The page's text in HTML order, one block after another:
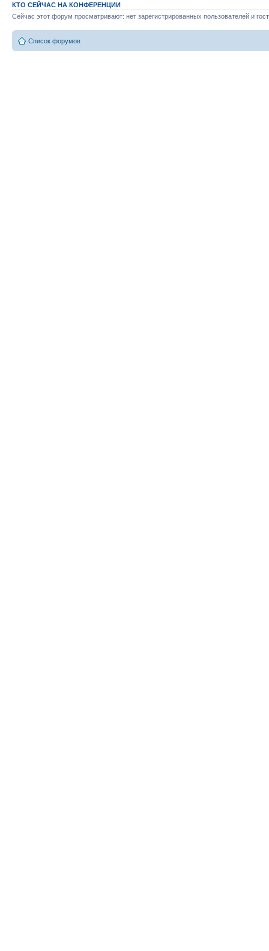
КТО СЕЙЧАС НА КОНФЕРЕНЦИИ
Сейчас этот форум просматривают: нет зарегистрированных пользователей и
Список форумов